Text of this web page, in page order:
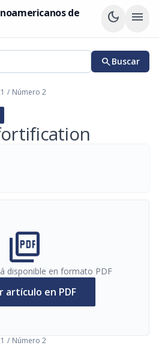
de
dark_mode menu
searchBuscar
/ Número 2
picture_as_pdf
disponible en formato PDF
artículo en PDF
/ Número 2